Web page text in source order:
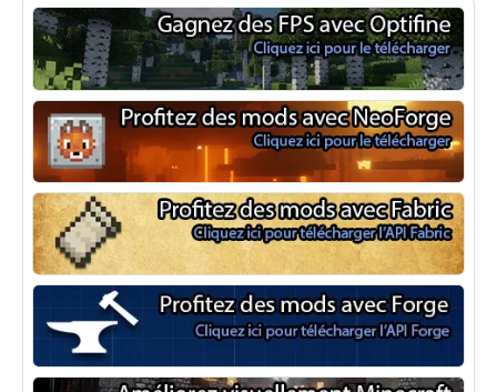
Optifine
NeoForge
Minecraft Fabric
Minecraft Forge